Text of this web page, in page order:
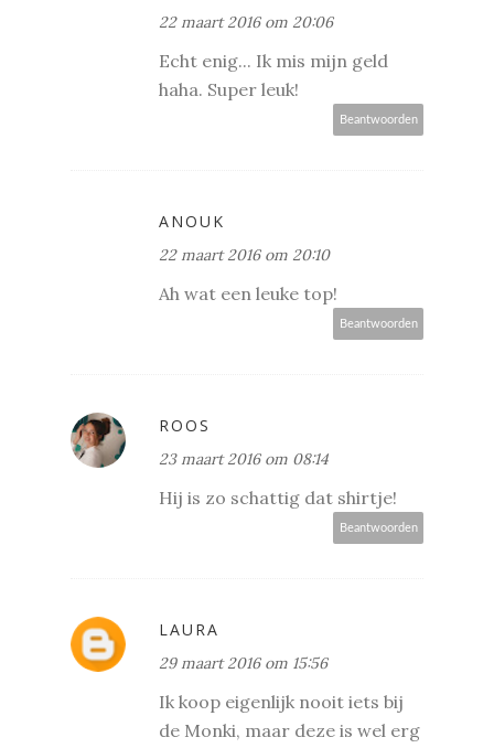
22 maart 2016 om 20:06
Echt enig... Ik mis mijn geld
haha. Super leuk!
Beantwoorden
ANOUK
22 maart 2016 om 20:10
Ah wat een leuke top!
Beantwoorden
ROOS
23 maart 2016 om 08:14
Hij is zo schattig dat shirtje!
Beantwoorden
LAURA
29 maart 2016 om 15:56
Ik koop eigenlijk nooit iets bij
de Monki, maar deze is wel erg